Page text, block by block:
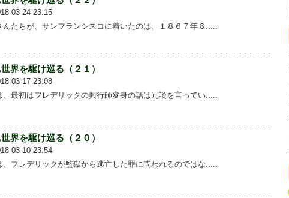
03-24 23:15
ちが、サンフランシスコに着いたのは、１８６７年６.....
界を駆け巡る（２１）
03-17 23:08
、最初はフレデリックの興行師変身の話は冗談を言ってい.....
界を駆け巡る（２０）
03-10 23:54
、フレデリックが監獄から逃亡した罪に問われるのではな.....